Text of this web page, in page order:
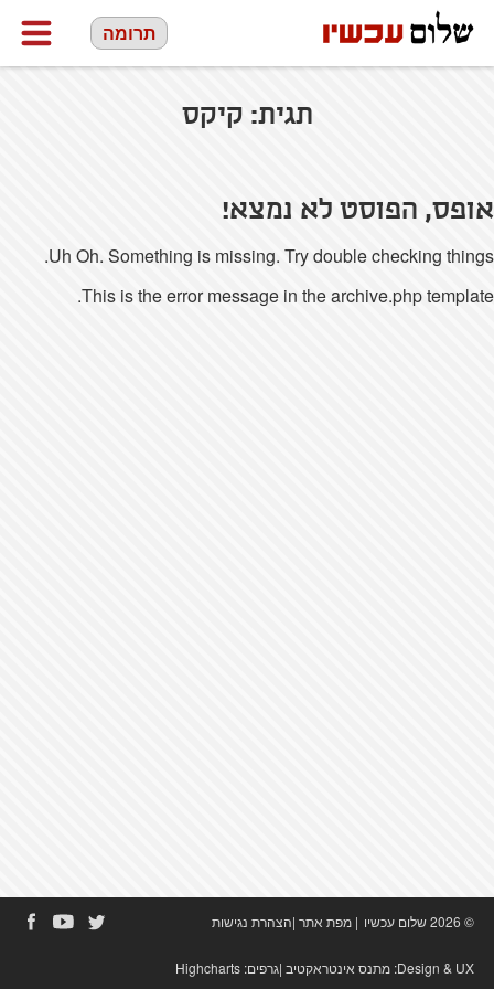
תרומה
תגית: קיקס
אופס, הפוסט לא נמצא!
Uh Oh. Something is missing. Try double checking things.
This is the error message in the archive.php template.
© 2026 שלום עכשיו | מפת אתר|הצהרת נגישות
Design & UX: מתנס אינטראקטיב|גרפים: Highcharts